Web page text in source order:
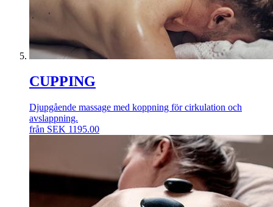
CUPPING
Djupgående massage med koppning för cirkulation och
avslappning.
från SEK 1195.00